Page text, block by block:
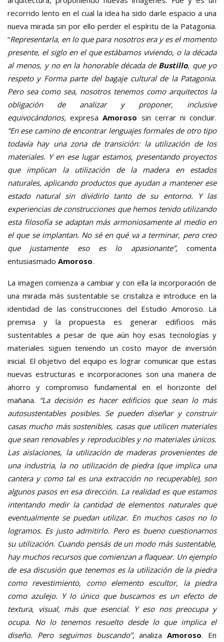
recorrido lento en el cual la idea ha sido darle espacio a una
nueva mirada sin por ello perder el espíritu de la Patagonia.
“Representarla, en lo que para nosotros era y es el momento
presente, el siglo en el que estábamos viviendo, o la década
al menos, y no en la honorable década de Bustillo, que yo
respeto y Forma parte del bagaje cultural de la Patagonia.
Pero sea como sea, nosotros tenemos como arquitectos la
obligación de analizar y proponer, inclusive
equivocándonos, expresa Amoroso sin cerrar ni concluir.
“En ese camino de encontrar lenguajes formales de otro tipo
todavía hay una zona de transición: la utilización de los
materiales. Y en ese lugar estamos, presentando proyectos
que implican la utilización de la madera en estados
naturales, aplicando productos que ayudan a mantener ese
estado natural sin dividirlo tanto de su entorno. Y las
experiencias de construcciones que hemos tenido utilizando
esta filosofía se adaptan más armoniosamente al medio en
el que se implantan. No sé en qué va a terminar, pero creo
que justamente eso es lo apasionante”, comenta
entusiasmado Amoroso.
La imagen comienza a cambiar y con ella la incorporación de
una mirada más sustentable se cristaliza e introduce en la
identidad de las construcciones del Estudio Amoroso. La
premisa y la propuesta es generar edificios más
sustentables a pesar de que aún hoy esas tecnologías y
materiales siguen teniendo un costo mayor de inversión
inicial. El objetivo del equipo es lograr comunicar que estas
nuevas estructuras e incorporaciones son una manera de
ahorro y compromiso fundamental en el horizonte del
mañana. “La decisión es hacer edificios que sean lo más
autosustentables posibles. Se pueden diseñar y construir
casas mucho más sostenibles, casas que utilicen materiales
que sean renovables y reproducibles y no materiales únicos.
Las aislaciones, la utilización de maderas provenientes de
una industria, la no utilización de piedra (que implica una
cantera y como tal es una extracción no recuperable), son
algunos pasos en esa dirección. La realidad es que estamos
intentando medir la cantidad de elementos naturales que
eventualmente se puedan utilizar. En muchos casos no lo
logramos. Es justo admitirlo. Pero es bueno cuestionarnos
su utilización. Cuando pensás de un modo más sustentable,
hay muchos recursos que comienzan a flaquear. Un ejemplo
de esa discusión que tenemos es la utilización de la piedra
como revestimiento, como elemento escultor, la piedra
como azulejo. Y lo único que buscamos es un efecto de
textura, visual, más que esencial. Y eso nos preocupa y
ocupa. No lo tenemos resuelto desde lo que implica el
diseño. Pero seguimos buscando”, analizaAmoroso. En